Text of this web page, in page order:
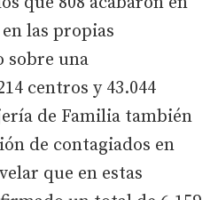
las propias
sobre una
centros y 43.044
de Familia también
de contagiados en
que en estas